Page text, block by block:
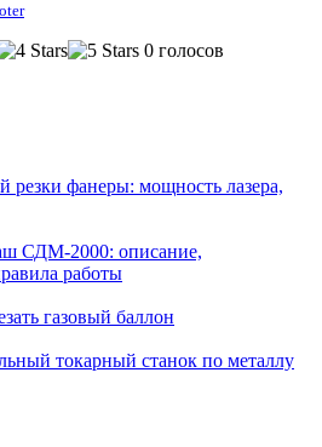
0 голосов
резки фанеры: мощность лазера,
СДМ-2000: описание,
работы
газовый баллон
токарный станок по металлу